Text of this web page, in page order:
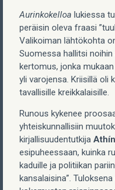
Aurinkokelloa lukiessa
peräisin oleva fraasi
Valikoiman lähtökohta
Suomessa hallitsi
kertomus, jonka
yli varojensa. Kriisillä oli
tavallisille kreikkalaisille.
Runous kykenee
yhteiskunnallisiin
kirjallisuudentutkija
esipuheessaan, kuinka
kaduille ja politiikan
kansalaisina”.